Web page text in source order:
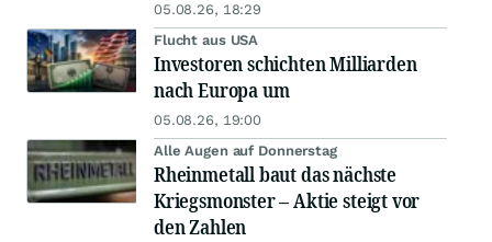
05.08.26, 18:29
Flucht aus USA
Investoren schichten Milliarden
nach Europa um
05.08.26, 19:00
Alle Augen auf Donnerstag
Rheinmetall baut das nächste
Kriegsmonster – Aktie steigt vor
den Zahlen